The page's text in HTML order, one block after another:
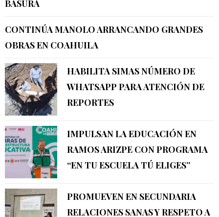
BASURA
CONTINÚA MANOLO ARRANCANDO GRANDES
OBRAS EN COAHUILA
HABILITA SIMAS NÚMERO DE
WHATSAPP PARA ATENCIÓN DE
REPORTES
IMPULSAN LA EDUCACIÓN EN
RAMOS ARIZPE CON PROGRAMA
“EN TU ESCUELA TÚ ELIGES”
PROMUEVEN EN SECUNDARIA
RELACIONES SANAS Y RESPETO A